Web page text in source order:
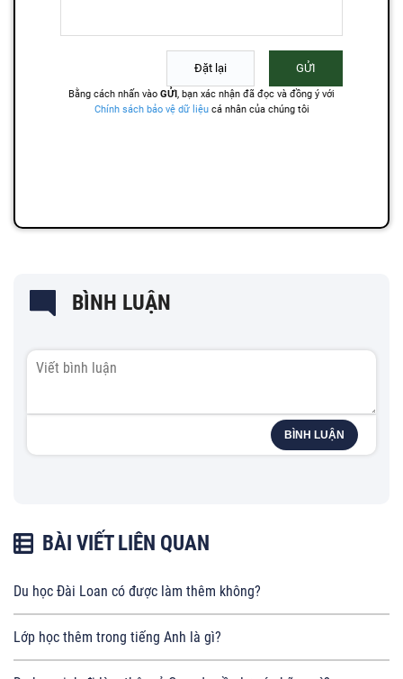
BÌNH LUẬN
BÌNH LUẬN
BÀI VIẾT LIÊN QUAN
Du học Đài Loan có được làm thêm không?
Lớp học thêm trong tiếng Anh là gì?